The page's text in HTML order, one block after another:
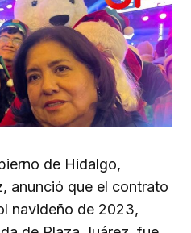
de Hidalgo,
anunció que el contrato
navideño de 2023,